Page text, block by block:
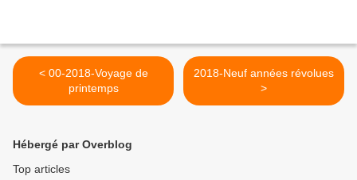
< 00-2018-Voyage de
printemps
2018-Neuf années révolues
>
Hébergé par Overblog
Top articles